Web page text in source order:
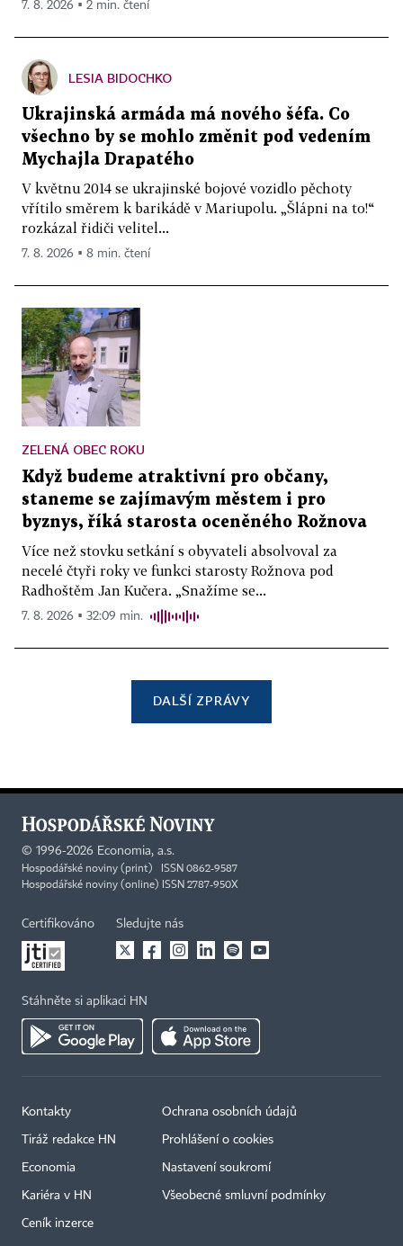
7. 8. 2026 ▪ 2 min. čtení
LESIA BIDOCHKO
Ukrajinská armáda má nového šéfa. Co
všechno by se mohlo změnit pod vedením
Mychajla Drapatého
V květnu 2014 se ukrajinské bojové vozidlo pěchoty
vřítilo směrem k barikádě v Mariupolu. „Šlápni na to!“
rozkázal řidiči velitel...
7. 8. 2026 ▪ 8 min. čtení
ZELENÁ OBEC ROKU
Když budeme atraktivní pro občany,
staneme se zajímavým městem i pro
byznys, říká starosta oceněného Rožnova
Více než stovku setkání s obyvateli absolvoval za
necelé čtyři roky ve funkci starosty Rožnova pod
Radhoštěm Jan Kučera. „Snažíme se...
7. 8. 2026 ▪ 32:09 min.
DALŠÍ ZPRÁVY
© 1996-2026 Economia, a.s.
Hospodářské noviny (print) ISSN 0862-9587
Hospodářské noviny (online) ISSN 2787-950X
Certifikováno Sledujte nás
Stáhněte si aplikaci HN
Kontakty
Tiráž redakce HN
Economia
Kariéra v HN
Ceník inzerce
Ochrana osobních údajů
Prohlášení o cookies
Nastavení soukromí
Všeobecné smluvní podmínky